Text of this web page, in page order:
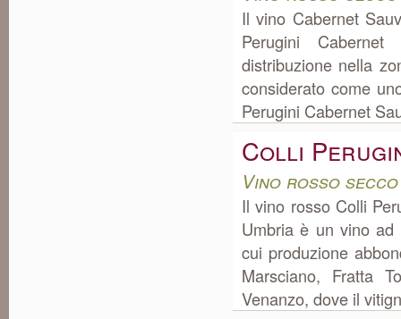
Il vino Cabernet
Perugini
distribuzione nella
considerato come
Perugini Cabernet
Colli
Vino rosso
Il vino rosso Colli
Umbria è un vino
cui produzione
Marsciano, Fratta
Venanzo, dove il